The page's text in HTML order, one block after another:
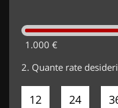
1.000 €
2. Quante rate desideri
12 24